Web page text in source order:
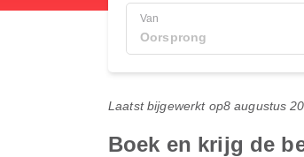
Van
Laatst bijgewerkt op8 augustus
Boek en krijg de